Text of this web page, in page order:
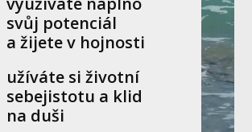
svůj potenciál
a žijete v hojnosti
užíváte si životní
sebejistotu a klid
na duši